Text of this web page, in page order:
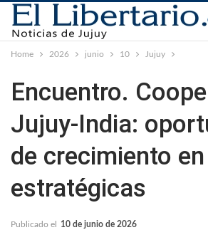
Home 2026 junio 10 Jujuy
Encuentro.
Jujuy-India:
de crecimiento
estratégicas
Publicado el 10 de junio de 2026